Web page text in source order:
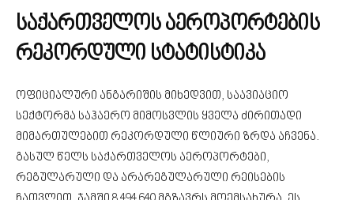
საქართველოს აეროპორტების
რეკორდული სტატისტიკა
ოფიციალური ანგარიშის მიხედვით, საავიაციო
სექტორმა საჰაერო მიმოსვლის ყველა ძირითადი
მიმართულებით რეკორდული წლიური ზრდა აჩვენა.
გასულ წელს საქართველოს აეროპორტები,
რეგულარული და არარეგულარული რეისების